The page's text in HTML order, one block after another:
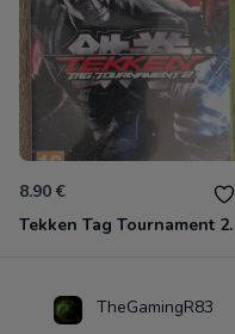
8.90 €
Tekken
TheGamingR83